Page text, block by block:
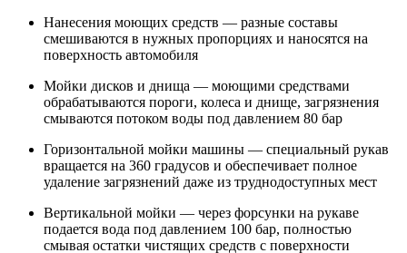
Нанесения моющих средств — разные составы
смешиваются в нужных пропорциях и наносятся на
поверхность автомобиля
Мойки дисков и днища — моющими средствами
обрабатываются пороги, колеса и днище, загрязнения
смываются потоком воды под давлением 80 бар
Горизонтальной мойки машины — специальный рукав
вращается на 360 градусов и обеспечивает полное
удаление загрязнений даже из труднодоступных мест
Вертикальной мойки — через форсунки на рукаве
подается вода под давлением 100 бар, полностью
смывая остатки чистящих средств с поверхности